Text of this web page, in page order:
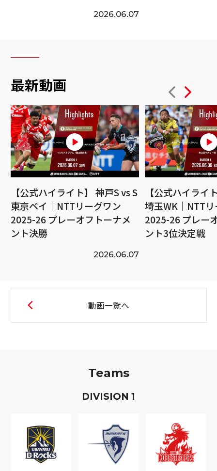
2026.06.07
最新動画
【公式ハイライト】 神戸S vs S
東京ベイ｜NTTリーグワン
2025-26 プレーオフトーナメ
ント決勝
2026.06.07
【公式ハイライ
埼玉WK｜NTT
2025-26 プレー
ント3位決定戦
動画一覧へ
Teams
DIVISION 1